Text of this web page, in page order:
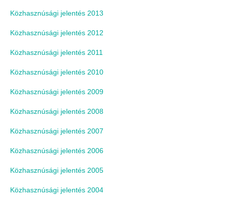
Közhasznúsági jelentés 2013
Közhasznúsági jelentés 2012
Közhasznúsági jelentés 2011
Közhasznúsági jelentés 2010
Közhasznúsági jelentés 2009
Közhasznúsági jelentés 2008
Közhasznúsági jelentés 2007
Közhasznúsági jelentés 2006
Közhasznúsági jelentés 2005
Közhasznúsági jelentés 2004